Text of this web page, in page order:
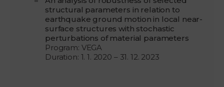
structural parameters in relation to
earthquake ground motion in local near-
surface structures with stochastic
perturbations of material parameters
Program: VEGA
Duration: 1. 1. 2020 – 31. 12. 2023